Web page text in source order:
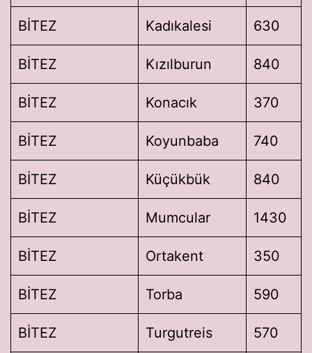
BİTEZ Kadıkalesi 630
BİTEZ Kızılburun 840
BİTEZ Konacık 370
BİTEZ Koyunbaba 740
BİTEZ Küçükbük 840
BİTEZ Mumcular 1430
BİTEZ Ortakent 350
BİTEZ Torba 590
BİTEZ Turgutreis 570